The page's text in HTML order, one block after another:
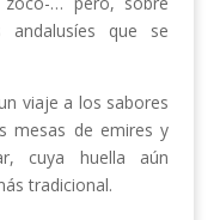
que se
viaje a los sabores
mesas de emires y
cuya huella aún
tradicional.